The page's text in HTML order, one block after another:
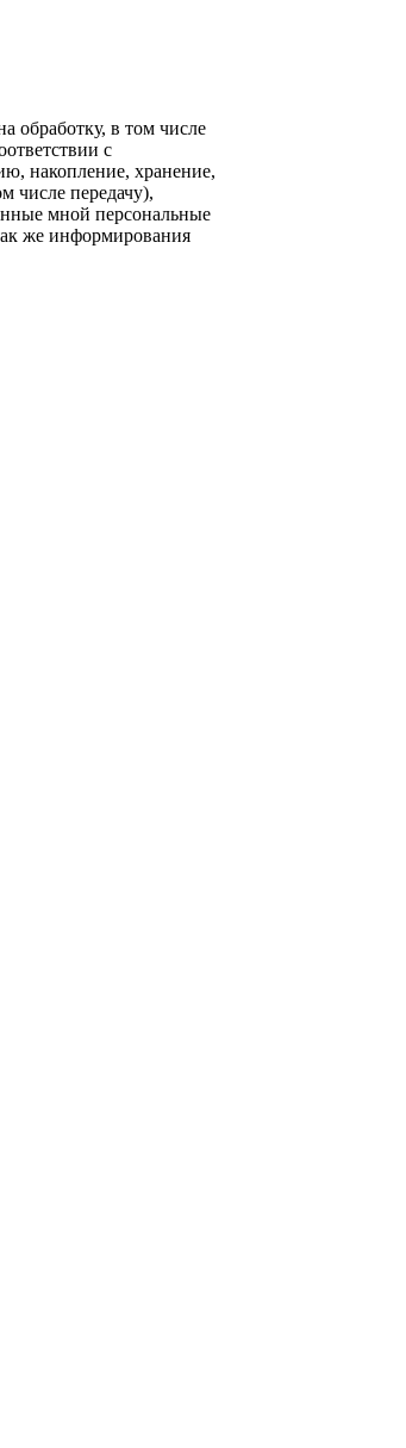
обработку, в том числе
с
накопление, хранение,
числе передачу),
мной персональные
же информирования